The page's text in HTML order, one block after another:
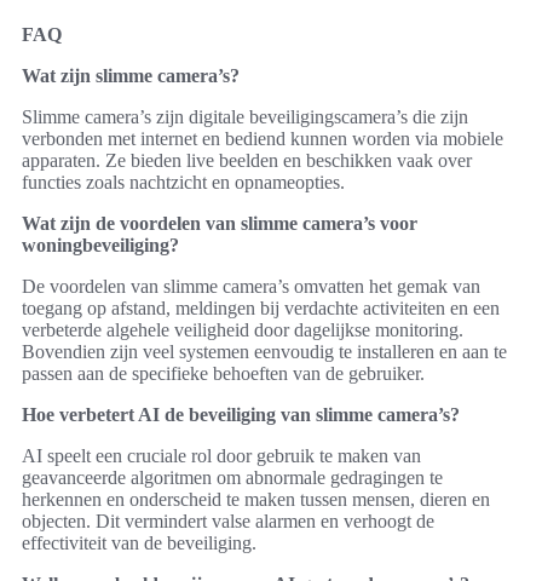
FAQ
Wat zijn slimme camera’s?
Slimme camera’s zijn digitale beveiligingscamera’s die zijn
verbonden met internet en bediend kunnen worden via mobiele
apparaten. Ze bieden live beelden en beschikken vaak over
functies zoals nachtzicht en opnameopties.
Wat zijn de voordelen van slimme camera’s voor
woningbeveiliging?
De voordelen van slimme camera’s omvatten het gemak van
toegang op afstand, meldingen bij verdachte activiteiten en een
verbeterde algehele veiligheid door dagelijkse monitoring.
Bovendien zijn veel systemen eenvoudig te installeren en aan te
passen aan de specifieke behoeften van de gebruiker.
Hoe verbetert AI de beveiliging van slimme camera’s?
AI speelt een cruciale rol door gebruik te maken van
geavanceerde algoritmen om abnormale gedragingen te
herkennen en onderscheid te maken tussen mensen, dieren en
objecten. Dit vermindert valse alarmen en verhoogt de
effectiviteit van de beveiliging.